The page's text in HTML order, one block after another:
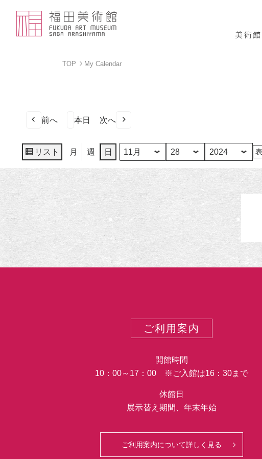
美術館
TOP My Calendar
前へ 本日 次へ
リスト
表
示
月 週 日
月
日
年
ご利用案内
開館時間
10：00～17：00 ※ご入館は16：30まで
休館日
展示替え期間、年末年始
ご利用案内について詳しく見る